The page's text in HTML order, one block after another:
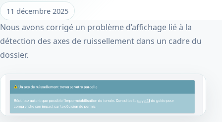
11 décembre 2025
Nous avons corrigé un problème d’affichage lié à la
détection des axes de ruissellement dans un cadre du
dossier.